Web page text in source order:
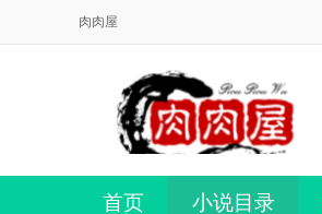
肉肉屋
首页 小说目录